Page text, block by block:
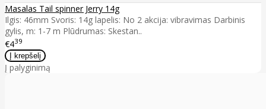
Masalas Tail spinner Jerry 14g
Ilgis: 46mm Svoris: 14g lapelis: No 2 akcija: vibravimas Darbinis
gylis, m: 1-7 m Plūdrumas: Skestan..
€439
Į palyginimą